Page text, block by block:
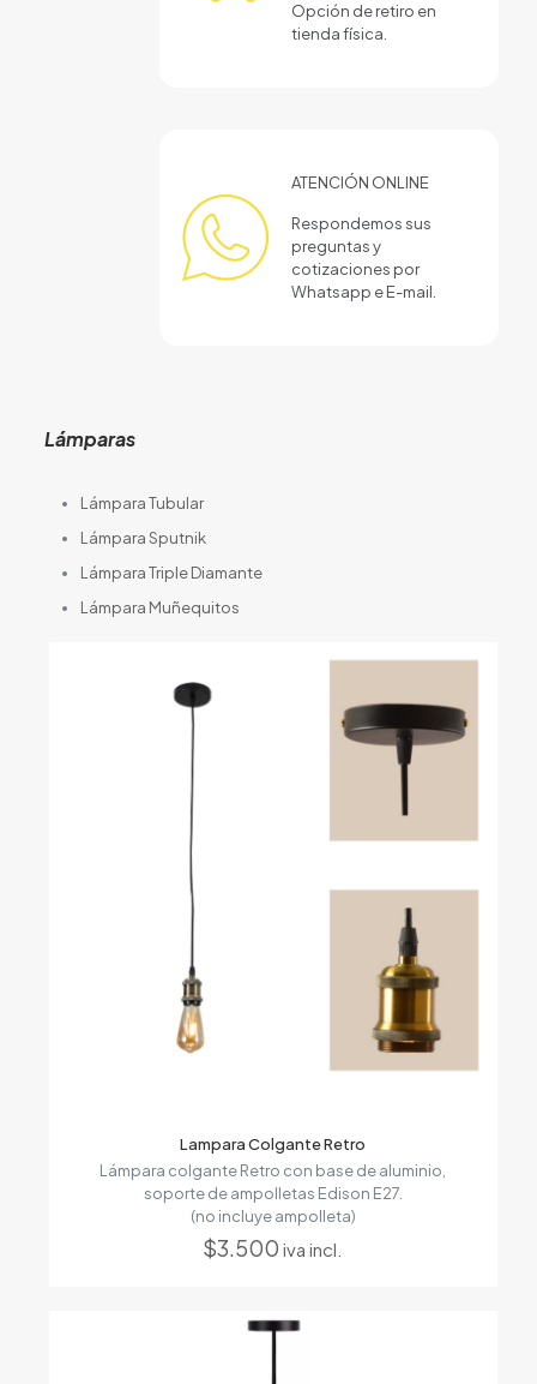
Opción de retiro en
tienda física.
ATENCIÓN ONLINE
Respondemos sus
preguntas y
cotizaciones por
Whatsapp e E-mail.
Lámparas
Lámpara Tubular
Lámpara Sputnik
Lámpara Triple Diamante
Lámpara Muñequitos
Lampara Colgante Retro
Lámpara colgante Retro con base de aluminio,
soporte de ampolletas Edison E27.
(no incluye ampolleta)
$3.500 iva incl.